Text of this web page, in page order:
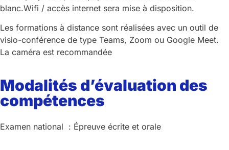
blanc.Wifi / accès internet sera mise à disposition.
Les formations à distance sont réalisées avec un outil de
visio-conférence de type Teams, Zoom ou Google Meet.
La caméra est recommandée
Modalités d’évaluation des
compétences
Examen national : Épreuve écrite et orale